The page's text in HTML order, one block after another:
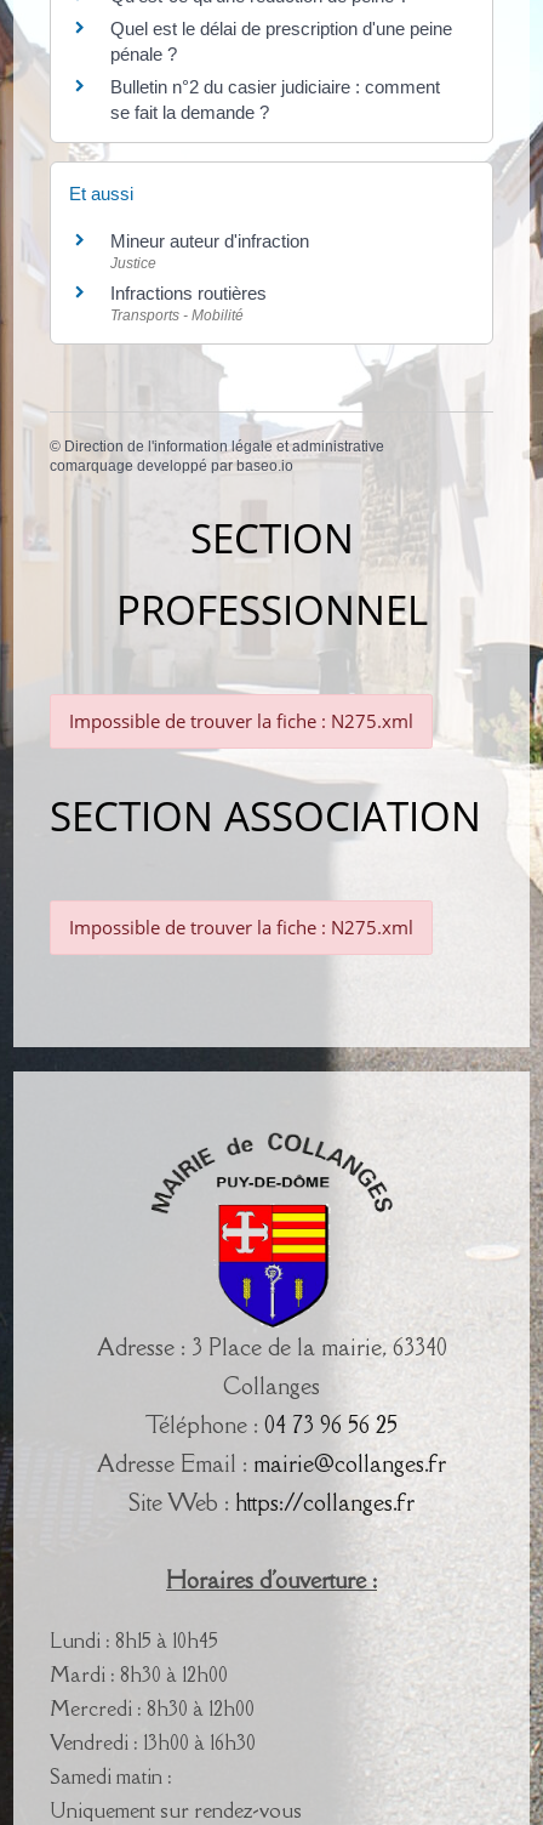
Quel est le délai de prescription d'une peine
pénale ?
Bulletin n°2 du casier judiciaire : comment
se fait la demande ?
Et aussi
Mineur auteur d'infraction
Justice
Infractions routières
Transports - Mobilité
© Direction de l'information légale et administrative
comarquage developpé parbaseo.io
SECTION
PROFESSIONNEL
Impossible de trouver la fiche : N275.xml
SECTION ASSOCIATION
Impossible de trouver la fiche : N275.xml
Adresse : 3 Place de la mairie, 63340
Collanges
Téléphone : 04 73 96 56 25
Adresse Email : mairie@collanges.fr
Site Web : https://collanges.fr
Horaires d'ouverture :
Lundi : 8h15 à 10h45
Mardi : 8h30 à 12h00
Mercredi : 8h30 à 12h00
Vendredi : 13h00 à 16h30
Samedi matin :
Uniquement sur rendez-vous